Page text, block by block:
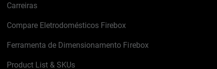
Carreiras
Compare Eletrodomésticos Firebox
Ferramenta de Dimensionamento Firebox
Product List & SKUs